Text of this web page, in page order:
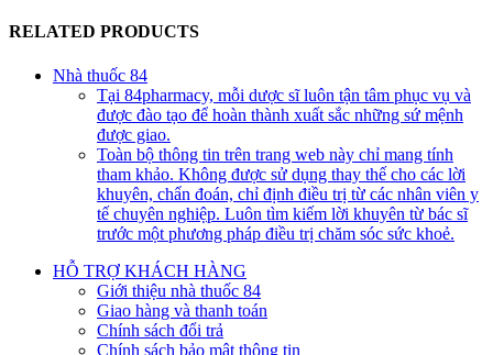
RELATED PRODUCTS
Nhà thuốc 84
Tại 84pharmacy, mỗi dược sĩ luôn tận tâm phục vụ và
được đào tạo để hoàn thành xuất sắc những sứ mệnh
được giao.
Toàn bộ thông tin trên trang web này chỉ mang tính
tham khảo. Không được sử dụng thay thế cho các lời
khuyên, chẩn đoán, chỉ định điều trị từ các nhân viên y
tế chuyên nghiệp. Luôn tìm kiếm lời khuyên từ bác sĩ
trước một phương pháp điều trị chăm sóc sức khoẻ.
HỖ TRỢ KHÁCH HÀNG
Giới thiệu nhà thuốc 84
Giao hàng và thanh toán
Chính sách đổi trả
Chính sách bảo mật thông tin